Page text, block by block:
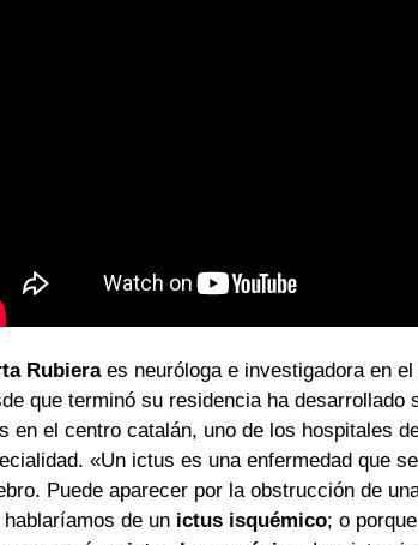
Rubieraes neuróloga e investigadora en
que terminó su residencia ha
en el centro catalán, uno de los hospitales
«Un ictus es una enfermedad que
Puede aparecer por la obstrucción de
hablaríamos de un ictus isquémico; o